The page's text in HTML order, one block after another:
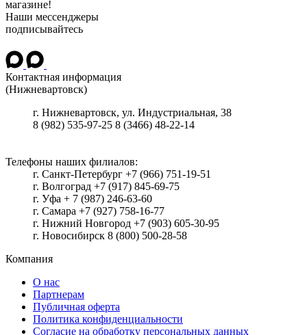
магазине!
Наши мессенджеры
подписывайтесь
Контактная информация
(Нижневартовск)
г. Нижневартовск, ул. Индустриальная, 38
8 (982) 535-97-25 8 (3466) 48-22-14
Телефоны наших филиалов:
г. Санкт-Петербург +7 (966) 751-19-51
г. Волгоград +7 (917) 845-69-75
г. Уфа + 7 (987) 246-63-60
г. Самара +7 (927) 758-16-77
г. Нижний Новгород +7 (903) 605-30-95
г. Новосибирск 8 (800) 500-28-58
Компания
О нас
Партнерам
Публичная оферта
Политика конфиденциальности
Согласие на обработку персональных данных